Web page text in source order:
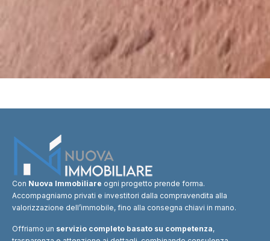
Con Nuova Immobiliare ogni progetto prende forma.
Accompagniamo privati e investitori dalla compravendita alla
valorizzazione dell’immobile, fino alla consegna chiavi in mano.
Offriamo un servizio completo basato su competenza,